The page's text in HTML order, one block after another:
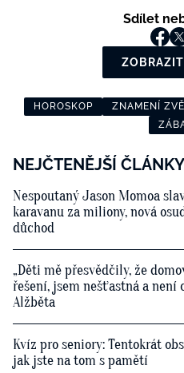
Sdílet
HOROSKOP ZNAMENÍ
NEJČTENĚJŠÍ ČLÁNKY
Nespoutaný Jason Momoa
karavanu za miliony, nová
důchod
„Děti mě přesvědčily, že
řešení, jsem nešťastná a není
Alžběta
Kvíz pro seniory: Tentokrát
jak jste na tom s pamětí